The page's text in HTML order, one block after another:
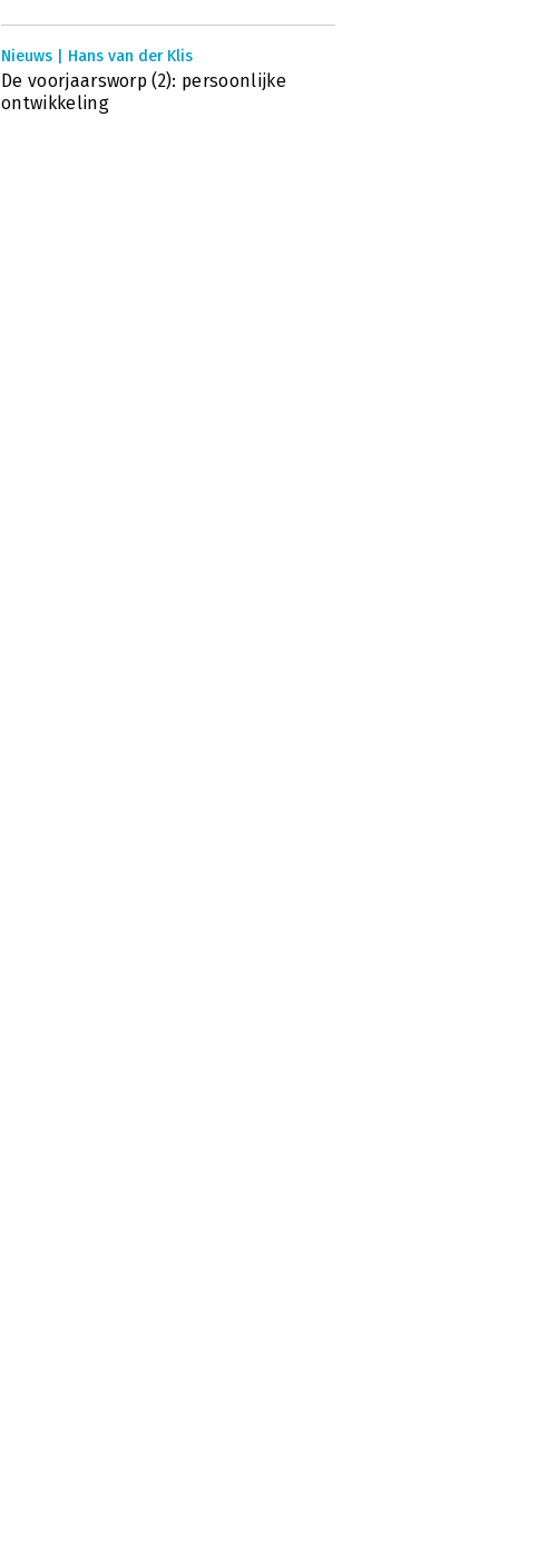
Nieuws | Hans van der Klis
De voorjaarsworp (2): persoonlijke
ontwikkeling